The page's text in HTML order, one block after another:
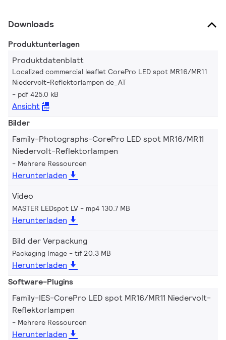
Downloads
Produktunterlagen
Produktdatenblatt
Localized commercial leaflet CorePro LED spot MR16/MR11
Niedervolt-Reflektorlampen de_AT
pdf 425.0 kB
Ansicht
Bilder
Family-Photographs-CorePro LED spot MR16/MR11
Niedervolt-Reflektorlampen
Mehrere Ressourcen
Herunterladen
Video
MASTER LEDspot LV mp4 130.7 MB
Herunterladen
Bild der Verpackung
Packaging Image tif 20.3 MB
Herunterladen
Software-Plugins
Family-IES-CorePro LED spot MR16/MR11 Niedervolt-
Reflektorlampen
Mehrere Ressourcen
Herunterladen